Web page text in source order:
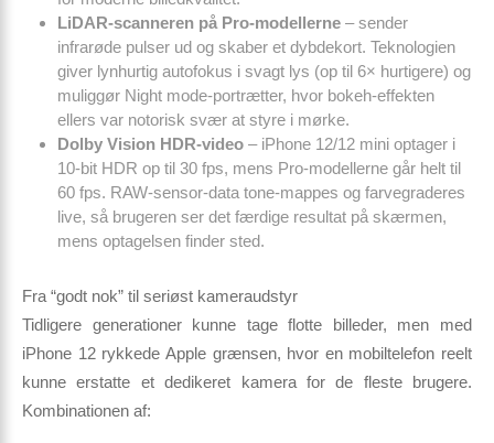
LiDAR-scanneren på Pro-modellerne – sender
infrarøde pulser ud og skaber et dybdekort. Teknologien
giver lynhurtig autofokus i svagt lys (op til 6× hurtigere) og
muliggør Night mode-portrætter, hvor bokeh-effekten
ellers var notorisk svær at styre i mørke.
Dolby Vision HDR-video – iPhone 12/12 mini optager i
10-bit HDR op til 30 fps, mens Pro-modellerne går helt til
60 fps. RAW-sensor-data tone-mappes og farvegraderes
live, så brugeren ser det færdige resultat på skærmen,
mens optagelsen finder sted.
Fra “godt nok” til seriøst kameraudstyr
Tidligere generationer kunne tage flotte billeder, men med
iPhone 12 rykkede Apple grænsen, hvor en mobiltelefon reelt
kunne erstatte et dedikeret kamera for de fleste brugere.
Kombinationen af: